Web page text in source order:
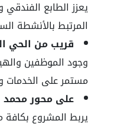
يعزز الطابع
المرتبط بالأنشطة
قريب من الحي
وجود الموظفين
مستمر على الخدمات
على محور محمد
يربط المشروع